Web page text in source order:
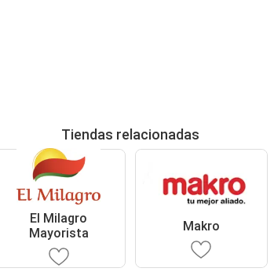
Tiendas relacionadas
El Milagro
Mayorista
Makro